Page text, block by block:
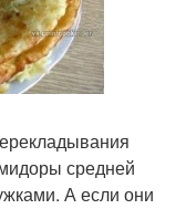
средней
А если они